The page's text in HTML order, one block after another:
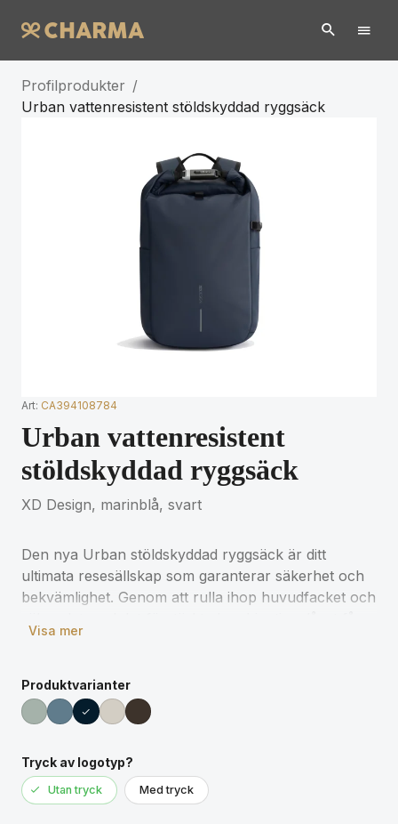
Profilprodukter /
Urban vattenresistent stöldskyddad ryggsäck
Art: CA394108784
Urban vattenresistent
stöldskyddad ryggsäck
XD Design, marinblå, svart
Den nya Urban stöldskyddad ryggsäck är ditt
ultimata resesällskap som garanterar säkerhet och
bekvämlighet. Genom att rulla ihop huvudfacket och
du en helt stängd ryggsäck, som också kan
Dolda fickor på baksidan och en sidoficka för
vattenflaska. Invändigt finns vadderade fack för en
16" bärbar dator och nätfickor för för bättre
Aware™-spårbar återvunnen polyester och försedd
med en vattenavvisande PU-beläggning med soft
Visa mer
Produktvarianter
Tryck av logotyp?
Utan tryck Med tryck